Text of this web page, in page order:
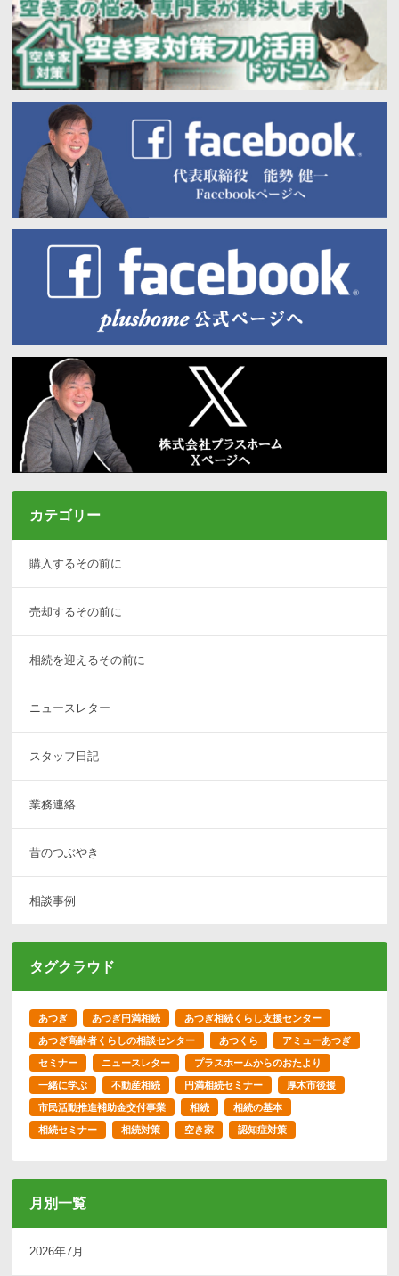
カテゴリー
購入するその前に
売却するその前に
相続を迎えるその前に
ニュースレター
スタッフ日記
業務連絡
昔のつぶやき
相談事例
タグクラウド
あつぎ あつぎ円満相続 あつぎ相続くらし支援センター
あつぎ高齢者くらしの相談センター あつくら アミューあつぎ
セミナー ニュースレター プラスホームからのおたより
一緒に学ぶ 不動産相続 円満相続セミナー 厚木市後援
市民活動推進補助金交付事業 相続 相続の基本
相続セミナー 相続対策 空き家 認知症対策
月別一覧
2026年7月